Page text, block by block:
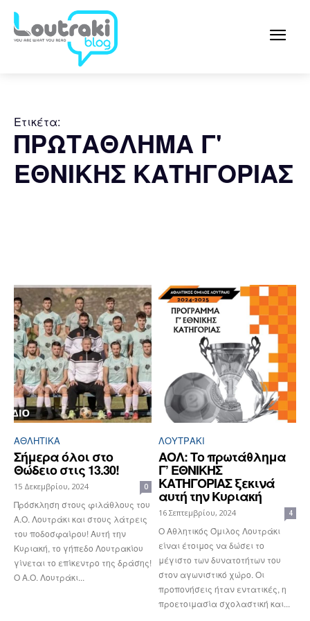
Ετικέτα:
ΠΡΩΤΑΘΛΗΜΑ Γ'
ΕΘΝΙΚΗΣ ΚΑΤΗΓΟΡΙΑΣ
ΑΘΛΗΤΙΚΑ
Σήμερα όλοι στο
Θώδειο στις 13.30!
15 Δεκεμβρίου, 2024 0
Πρόσκληση στους φιλάθλους του
Α.Ο. Λουτράκι και στους λάτρεις
του ποδοσφαίρου! Αυτή την
Κυριακή, το γήπεδο Λουτρακίου
γίνεται το επίκεντρο της δράσης!
Ο Α.Ο. Λουτράκι...
ΛΟΥΤΡΆΚΙ
ΑΟΛ: Το πρωτάθλημα
Γ’ ΕΘΝΙΚΗΣ
ΚΑΤΗΓΟΡΙΑΣ ξεκινά
αυτή την Κυριακή
16 Σεπτεμβρίου, 2024 4
Ο Αθλητικός Όμιλος Λουτράκι
είναι έτοιμος να δώσει το
μέγιστο των δυνατοτήτων του
στον αγωνιστικό χώρο. Οι
προπονήσεις ήταν εντατικές, η
προετοιμασία σχολαστική και...